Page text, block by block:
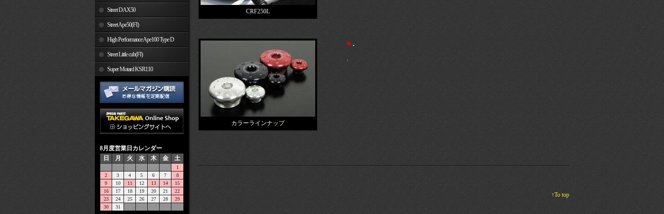
Street DAX50
Street Ape50(FI)
High Performance Ape100 Type D
Street Little cub(FI)
Super Motard KSR110
8月度営業日カレンダー
日
月 火 水 木 金 土
1
2
3 4 5 6 7
8
9
10 11 12 13 14
15
16
17 18 19 20 21
22
23
24 25 26 27 28
29
30
31
CRF250L
カラーラインナップ
■ .
.
↑To top